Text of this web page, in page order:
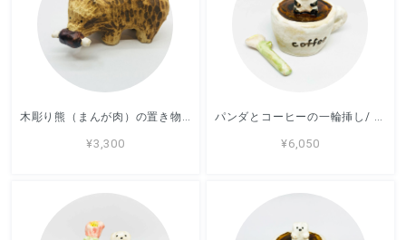
¥3,300 ¥6,050